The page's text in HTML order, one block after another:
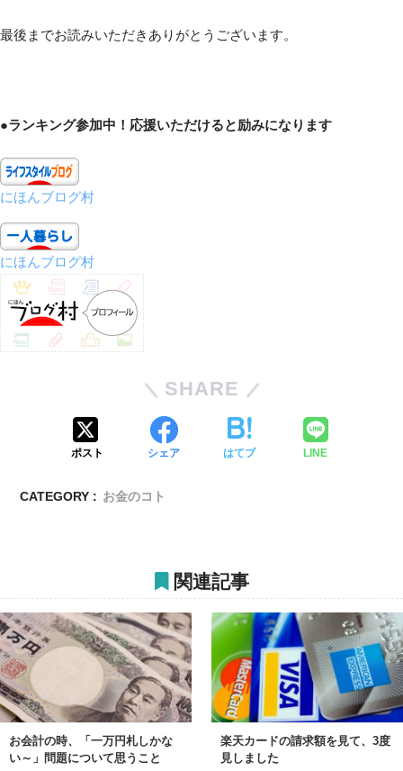
最後までお読みいただきありがとうございます。
●ランキング参加中！応援いただけると励みになります
にほんブログ村
にほんブログ村
SHARE
ポスト シェア はてブ LINE
CATEGORY : お金のコト
関連記事
お会計の時、「一万円札しかな
い～」問題について思うこと
楽天カードの請求額を見て、3度
見しました